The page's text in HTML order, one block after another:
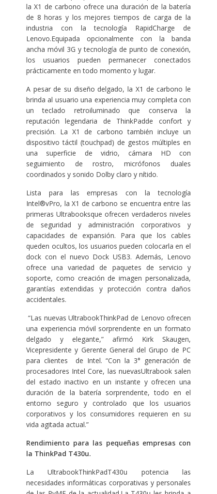
la X1 de carbono ofrece una duración de la batería
de 8 horas y los mejores tiempos de carga de la
industria con la tecnología RapidCharge de
Lenovo.Equipada opcionalmente con la banda
ancha móvil 3G y tecnología de punto de conexión,
los usuarios pueden permanecer conectados
prácticamente en todo momento y lugar.
A pesar de su diseño delgado, la X1 de carbono le
brinda al usuario una experiencia muy completa con
un teclado retroiluminado que conserva la
reputación legendaria de ThinkPadde confort y
precisión. La X1 de carbono también incluye un
dispositivo táctil (touchpad) de gestos múltiples en
una superficie de vidrio, cámara HD con
seguimiento de rostro, micrófonos duales
coordinados y sonido Dolby claro y nítido.
Lista para las empresas con la tecnología
Intel®vPro, la X1 de carbono se encuentra entre las
primeras Ultrabooksque ofrecen verdaderos niveles
de seguridad y administración corporativos y
capacidades de expansión. Para que los cables
queden ocultos, los usuarios pueden colocarla en el
dock con el nuevo Dock USB3. Además, Lenovo
ofrece una variedad de paquetes de servicio y
soporte, como creación de imagen personalizada,
garantías extendidas y protección contra daños
accidentales.
“Las nuevas UltrabookThinkPad de Lenovo ofrecen
una experiencia móvil sorprendente en un formato
delgado y elegante,” afirmó Kirk Skaugen,
Vicepresidente y Gerente General del Grupo de PC
para clientes de Intel. “Con la 3° generación de
procesadores Intel Core, las nuevasUltrabook salen
del estado inactivo en un instante y ofrecen una
duración de la batería sorprendente, todo en el
entorno seguro y controlado que los usuarios
corporativos y los consumidores requieren en su
vida agitada actual.”
Rendimiento para las pequeñas empresas con
la ThinkPad T430u.
La UltrabookThinkPadT430u potencia las
necesidades informáticas corporativas y personales